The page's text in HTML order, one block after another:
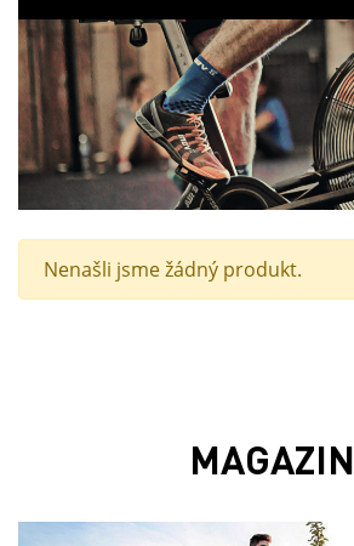
Nenašli jsme žádný produkt.
MAGAZIN